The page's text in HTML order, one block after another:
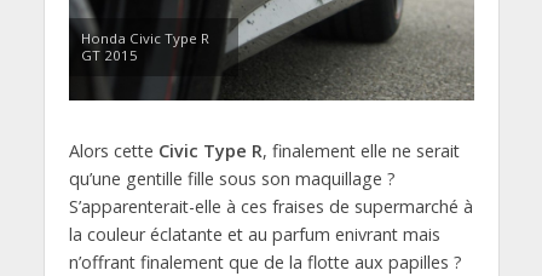
Honda Civic Type R
GT 2015
Alors cette Civic Type R, finalement elle ne serait
qu’une gentille fille sous son maquillage ?
S’apparenterait-elle à ces fraises de supermarché à
la couleur éclatante et au parfum enivrant mais
n’offrant finalement que de la flotte aux papilles ?